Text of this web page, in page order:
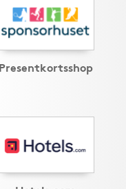
Presentkortsshop